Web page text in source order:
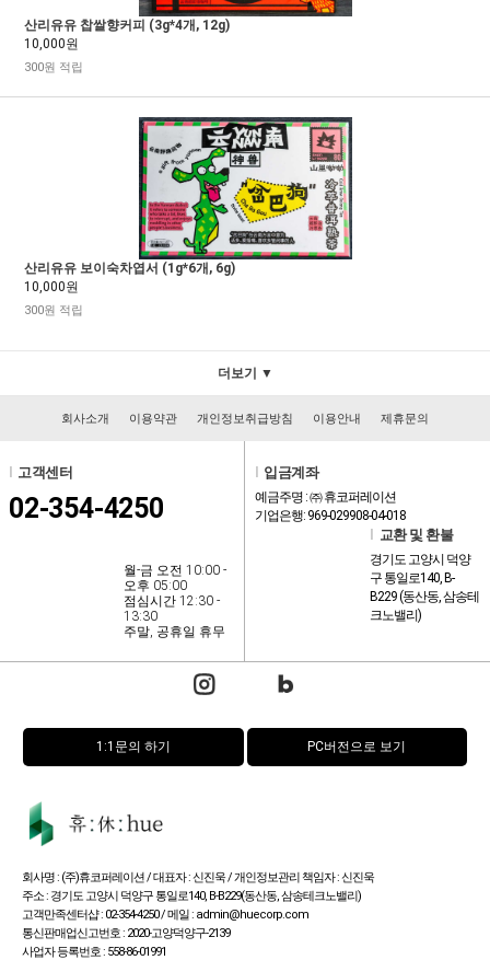
산리유유 찹쌀향커피 (3g*4개, 12g)
10,000원
300원 적립
산리유유 보이숙차엽서 (1g*6개, 6g)
10,000원
300원 적립
더보기 ▼
회사소개 이용약관 개인정보취급방침 이용안내 제휴문의
고객센터
02-354-4250
월-금 오전 10:00 -
오후 05:00
점심시간 12:30 -
13:30
주말, 공휴일 휴무
입금계좌
예금주명 : ㈜ 휴코퍼레이션
기업은행: 969-029908-04-018
교환 및 환불
경기도 고양시 덕양
구 통일로140, B-
B229 (동산동, 삼송테
크노밸리)
1:1문의 하기 PC버전으로 보기
회사명 : (주)휴코퍼레이션 / 대표자 : 신진욱 / 개인정보관리 책임자 : 신진욱
주소 : 경기도 고양시 덕양구 통일로140, B-B229(동산동, 삼송테크노밸리)
고객만족센터샵 : 02-354-4250 / 메일 : admin@huecorp.com
통신판매업신고번호 : 2020-고양덕양구-2139
사업자 등록번호 : 558-86-01991